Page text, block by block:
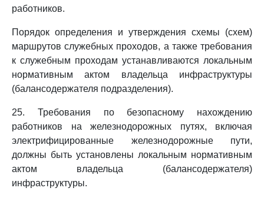
работников.
Порядок определения и утверждения схемы (схем)
маршрутов служебных проходов, а также требования
к служебным проходам устанавливаются локальным
нормативным актом владельца инфраструктуры
(балансодержателя подразделения).
25. Требования по безопасному нахождению
работников на железнодорожных путях, включая
электрифицированные железнодорожные пути,
должны быть установлены локальным нормативным
актом владельца (балансодержателя)
инфраструктуры.